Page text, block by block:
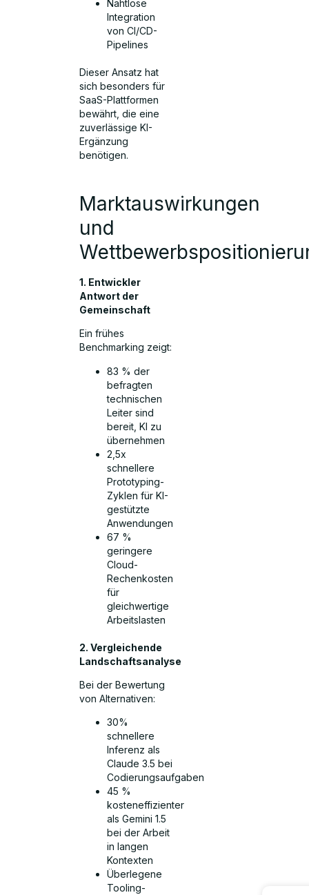
Nahtlose
Integration
von CI/CD-
Pipelines
Dieser Ansatz hat
sich besonders für
SaaS-Plattformen
bewährt, die eine
zuverlässige KI-
Ergänzung
benötigen.
Marktauswirkungen
und
1. Entwickler
Antwort der
Gemeinschaft
Ein frühes
Benchmarking zeigt:
83 % der
befragten
technischen
Leiter sind
bereit, KI zu
übernehmen
2,5x
schnellere
Prototyping-
Zyklen für KI-
gestützte
Anwendungen
67 %
geringere
Cloud-
Rechenkosten
für
gleichwertige
Arbeitslasten
2. Vergleichende
Landschaftsanalyse
Bei der Bewertung
von Alternativen:
30%
schnellere
Inferenz als
Claude 3.5 bei
Codierungsaufgaben
45 %
kosteneffizienter
als Gemini 1.5
bei der Arbeit
in langen
Kontexten
Überlegene
Tooling-